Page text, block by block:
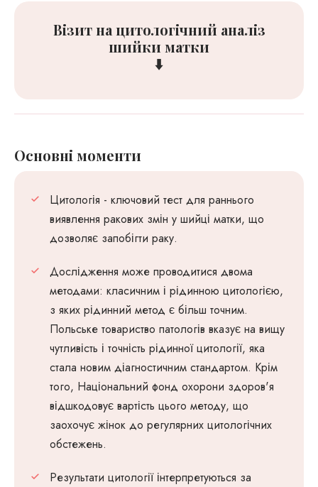
Візит на цитологічний аналіз
шийки матки
⬇️
Основні моменти
Цитологія - ключовий тест для раннього
виявлення ракових змін у шийці матки, що
дозволяє запобігти раку.
Дослідження може проводитися двома
методами: класичним і рідинною цитологією,
з яких рідинний метод є більш точним.
Польське товариство патологів вказує на вищу
чутливість і точність рідинної цитології, яка
стала новим діагностичним стандартом. Крім
того, Національний фонд охорони здоров'я
відшкодовує вартість цього методу, що
заохочує жінок до регулярних цитологічних
обстежень.
Результати цитології інтерпретуються за